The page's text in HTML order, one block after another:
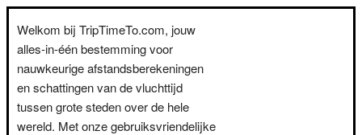
Welkom bij TripTimeTo.com, jouw
alles-in-één bestemming voor
nauwkeurige afstandsberekeningen
en schattingen van de vluchttijd
tussen grote steden over de hele
wereld. Met onze gebruiksvriendelijke